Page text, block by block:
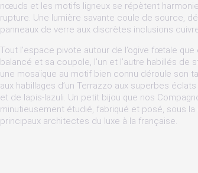
nœuds et les motifs ligneux se répètent
rupture. Une lumière savante coule de source,
panneaux de verre aux discrètes inclusions
Tout l’espace pivote autour de l’ogive fœtale
balancé et sa coupole, l’un et l’autre habillés de
une mosaïque au motif bien connu déroule son
aux habillages d’un Terrazzo aux superbes
et de lapis-lazuli. Un petit bijou que nos
minutieusement étudié, fabriqué et posé, sous la
principaux architectes du luxe à la française.